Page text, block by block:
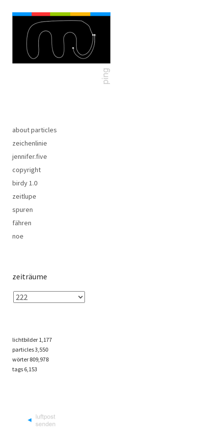
about particles
zeichenlinie
jennifer.five
copyright
birdy 1.0
zeitlupe
spuren
fähren
noe
zeiträume
lichtbilder 1,177
particles3,550
wörter 809,978
tags 6,153